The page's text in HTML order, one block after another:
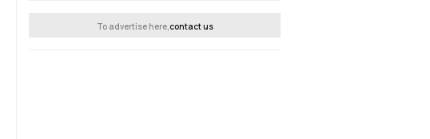
To advertise here, contact us